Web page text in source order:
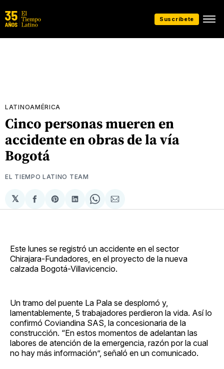
Suscríbete
LATINOAMÉRICA
Cinco personas mueren en
accidente en obras de la vía
Bogotá
EL TIEMPO LATINO TEAM
𝕏
Compartir
en
Share
on
Compartir
en
Share
on
Compartir
via
Este lunes se registró un accidente en el sector
Chirajara-Fundadores, en el proyecto de la nueva
calzada Bogotá-Villavicencio.
Un tramo del puente La Pala se desplomó y,
lamentablemente, 5 trabajadores perdieron la vida. Así lo
confirmó Coviandina SAS, la concesionaria de la
construcción. “En estos momentos de adelantan las
labores de atención de la emergencia, razón por la cual
no hay más información”, señaló en un comunicado.